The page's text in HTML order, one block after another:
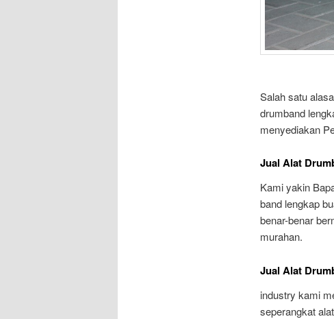
Salah satu
drumband
menyediakan
Jual Alat
Kami yakin
band lengkap
benar-benar
murahan.
Jual Alat
industry kami
seperangkat